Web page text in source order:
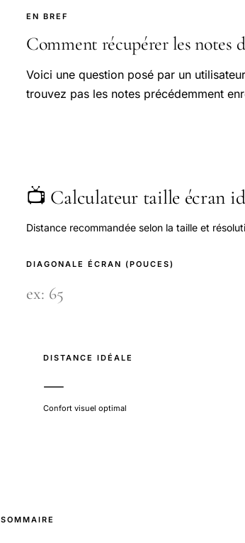
EN BREF
Comment récupérer les notes
Voici une question posé par un
trouvez pas les notes précédemment
📺 Calculateur taille écran
Distance recommandée selon la taille et
DIAGONALE ÉCRAN (POUCES)
DISTANCE IDÉALE
—
Confort visuel optimal
SOMMAIRE